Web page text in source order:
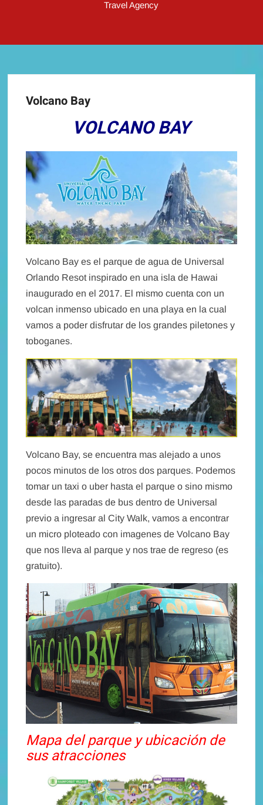
Travel Agency
Volcano Bay
VOLCANO BAY
Volcano Bay es el parque de agua de Universal
Orlando Resot inspirado en una isla de Hawai
inaugurado en el 2017. El mismo cuenta con un
volcan inmenso ubicado en una playa en la cual
vamos a poder disfrutar de los grandes piletones y
toboganes.
Volcano Bay, se encuentra mas alejado a unos
pocos minutos de los otros dos parques. Podemos
tomar un taxi o uber hasta el parque o sino mismo
desde las paradas de bus dentro de Universal
previo a ingresar al City Walk, vamos a encontrar
un micro ploteado con imagenes de Volcano Bay
que nos lleva al parque y nos trae de regreso (es
gratuito).
Mapa del parque y ubicación de
sus atracciones